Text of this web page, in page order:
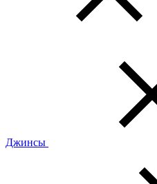
Джинсы